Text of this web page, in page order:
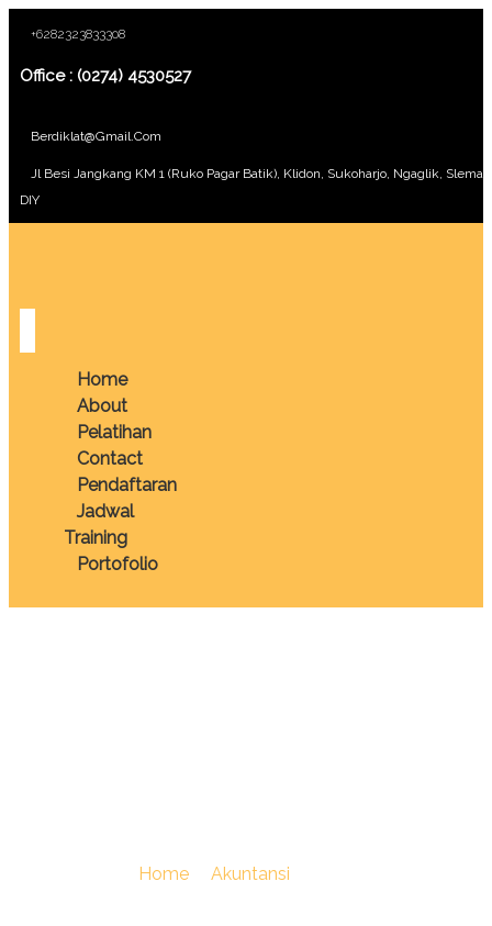
+6282323833308
Office : (0274) 4530527
Berdiklat@gmail.com
Jl Besi Jangkang KM 1 (Ruko Pagar Batik), Klidon, Sukoharjo, Ngaglik,
DIY
Home
About
Pelatihan
Contact
Pendaftaran
Jadwal
Training
Portofolio
Home Akuntansi